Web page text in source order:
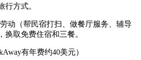
行方式。
动（帮民宿打扫、做餐厅服务、辅导
换取免费住宿和三餐。
有年费约40美元）